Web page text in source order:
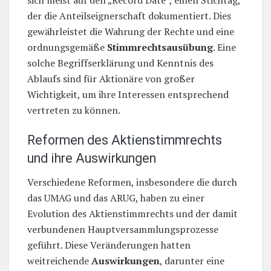
der die Anteilseignerschaft dokumentiert. Dies
gewährleistet die Wahrung der Rechte und eine
ordnungsgemäße Stimmrechtsausübung. Eine
solche Begriffserklärung und Kenntnis des
Ablaufs sind für Aktionäre von großer
Wichtigkeit, um ihre Interessen entsprechend
vertreten zu können.
Reformen des Aktienstimmrechts
und ihre Auswirkungen
Verschiedene Reformen, insbesondere die durch
das UMAG und das ARUG, haben zu einer
Evolution des Aktienstimmrechts und der damit
verbundenen Hauptversammlungsprozesse
geführt. Diese Veränderungen hatten
weitreichendeAuswirkungen, darunter eine